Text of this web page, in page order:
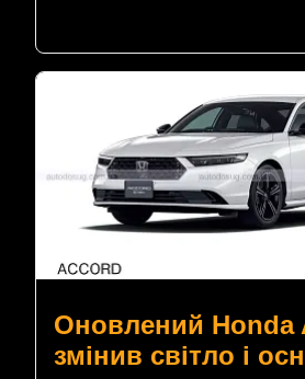
Оновлений Honda
змінив світло і